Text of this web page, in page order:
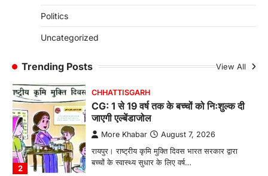
Politics
Uncategorized
Trending Posts View All
2
CHHATTISGARH
CG: 1 से 19 वर्ष तक के बच्चों को निःशुल्क दी
रायपुर। राष्ट्रीय कृमि मुक्ति दिवस भारत सरकार द्वारा
बच्चों के स्वास्थ्य सुधार के लिए वर्ष…
CHHATTISGARH
CG : मुख्यमंत्री विष्णुदेव साय के नेतृत्व में
छत्तीसगढ़ को बड़ी उपलब्धि
More Khabar